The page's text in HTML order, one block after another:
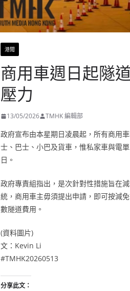
港聞
商用車週日起隧
壓力
13/05/2026 TMHK 編輯部
政府宣布由本星期日凌晨起，所有商用
士、巴士、小巴及貨車，惟私家車與電
日。
政府專責組指出，是次針對性措施旨在
統，商用車主毋須提出申請，即可按減
數隧道費用。
(資料圖片)
文：Kevin Li
#TMHK20260513
分享此文：